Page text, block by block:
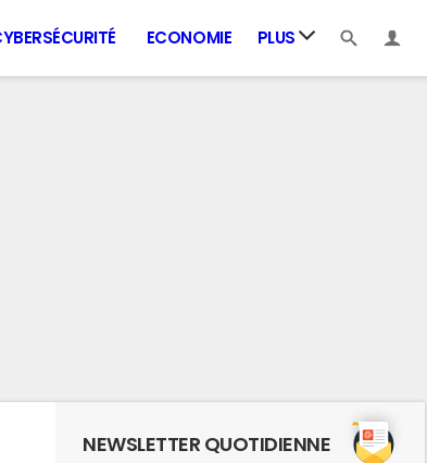
ECONOMIE PLUS
NEWSLETTER QUOTIDIENNE